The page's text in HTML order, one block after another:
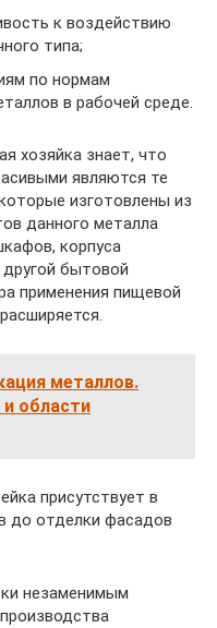
к воздействию
типа;
по нормам
в рабочей среде.
хозяйка знает, что
являются те
изготовлены из
данного металла
корпуса
другой бытовой
применения пищевой
металлов.
области
присутствует в
до отделки фасадов
незаменимым